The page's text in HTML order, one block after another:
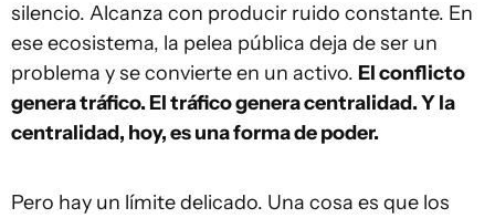
silencio. Alcanza con producir ruido constante. En
ese ecosistema, la pelea pública deja de ser un
problema y se convierte en un activo. El conflicto
genera tráfico. El tráfico genera centralidad. Y la
centralidad, hoy, es una forma de poder.
Pero hay un límite delicado. Una cosa es que los